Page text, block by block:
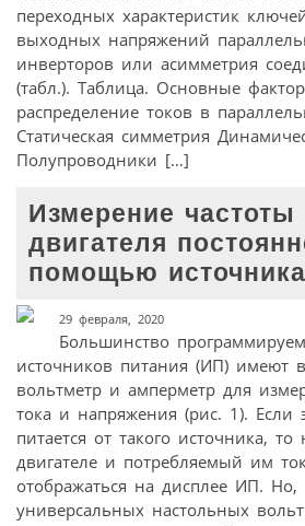
переходных характеристик
выходных напряжений
инверторов или асимметрия
(табл.). Таблица. Основные
распределение токов в
Статическая симметрия
Полупроводники […]
Измерение
двигателя
помощью
29 февраля, 2020
Большинство
источников питания (ИП) имеют
вольтметр и амперметр для
тока и напряжения (рис. 1). Если
питается от такого источника,
двигателе и потребляемый им
отображаться на дисплее ИП.
универсальных настольных